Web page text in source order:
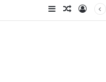
تسجيل الدخولمقال عشوائي